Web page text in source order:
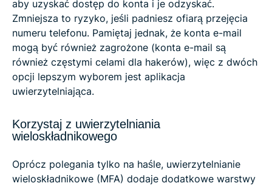
aby uzyskać dostęp do konta i je odzyskać.
Zmniejsza to ryzyko, jeśli padniesz ofiarą przejęcia
numeru telefonu. Pamiętaj jednak, że konta e-mail
mogą być również zagrożone (konta e-mail są
również częstymi celami dla hakerów), więc z dwóch
opcji lepszym wyborem jest aplikacja
uwierzytelniająca.
Korzystaj z uwierzytelniania
wieloskładnikowego
Oprócz polegania tylko na haśle, uwierzytelnianie
wieloskładnikowe (MFA) dodaje dodatkowe warstwy